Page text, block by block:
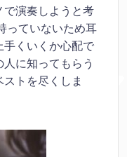
で演奏しようと考
っていないため耳
手くいくか心配で
に知ってもらう
トを尽くしま